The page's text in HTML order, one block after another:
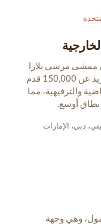
مرسى بلازا
بدبي فستيفال سيتي. يمتد على مساحة تزيد عن 150,000 قدم
والترفيهية، مما
نطاق أوسع.
دبي، الإمارات
وهي وجهة